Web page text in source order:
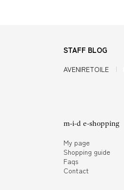
STAFF BLOG
AVENIRETOILE
m-i-d e-shopping
My page
Shopping guide
Faqs
Contact